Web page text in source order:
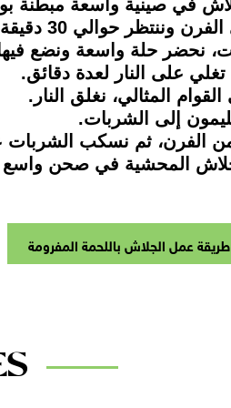
طريقة عمل الجلاش باللحمة المفرومة